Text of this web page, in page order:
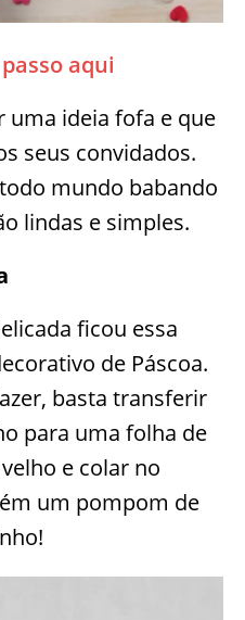
aqui
uma ideia fofa e que
seus convidados.
mundo babando
lindas e simples.
ficou essa
de Páscoa.
basta transferir
para uma folha de
e colar no
um pompom de